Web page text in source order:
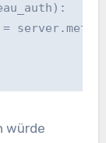
würde